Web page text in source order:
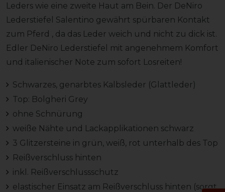
Leders wie eine zweite Haut am Bein. Der DeNiro
Lederstiefel Salentino gewährt spürbaren Kontakt
zum Pferd , da das Leder weich und nicht zu dick ist.
Edler DeNiro Lederstiefel mit angenehmem Komfort
und italienischer Note zum sofort Losreiten!
Schwarzes, genarbtes Kalbsleder (Glattleder)
Top: Bolgheri Grey
ohne Schnürung
weiße Nähte und Lackapplikationen schwarz
3 Glitzersteine in grün, weiß, rot unterhalb des Top
Reißverschluss hinten
inkl. Reißverschlussschutz
elastischer Einsatz am Reißverschluss hinten (sorgt